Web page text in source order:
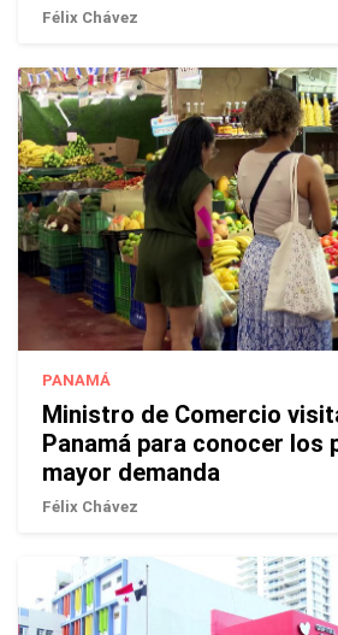
Félix Chávez
PANAMÁ
Ministro de Comercio
Panamá para conocer los
mayor demanda
Félix Chávez